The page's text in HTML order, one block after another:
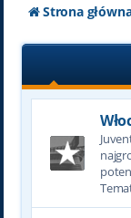
Strona główna